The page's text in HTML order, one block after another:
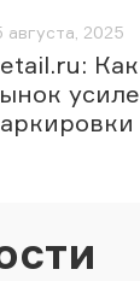
августа, 2025